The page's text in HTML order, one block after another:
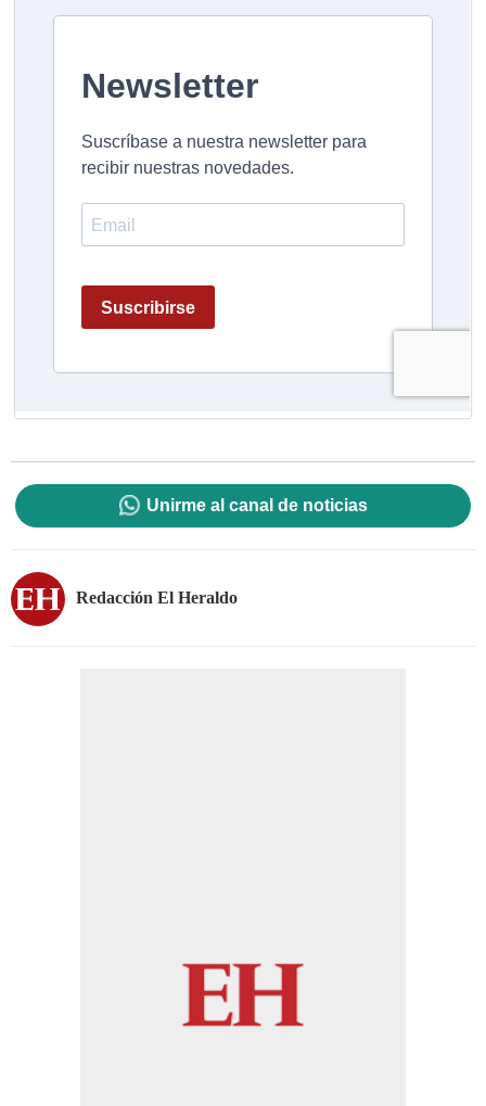
Unirme al canal de noticias
Redacción El Heraldo